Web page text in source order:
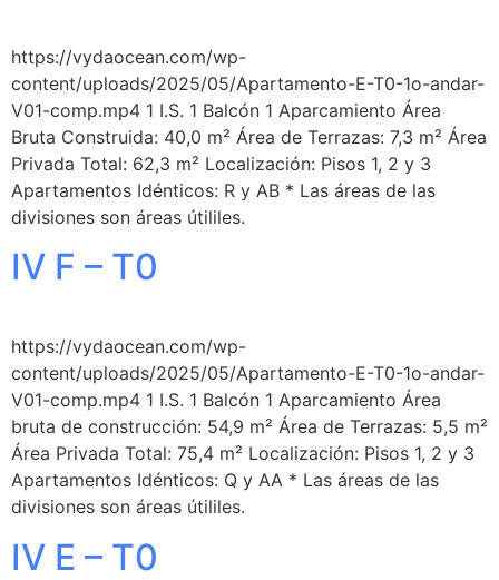
https://vydaocean.com/wp-
content/uploads/2025/05/Apartamento-E-T0-1o-andar-
V01-comp.mp4 1 I.S. 1 Balcón 1 Aparcamiento Área
Bruta Construida: 40,0 m² Área de Terrazas: 7,3 m² Área
Privada Total: 62,3 m² Localización: Pisos 1, 2 y 3
Apartamentos Idénticos: R y AB * Las áreas de las
divisiones son áreas útililes.
IV F – T0
https://vydaocean.com/wp-
content/uploads/2025/05/Apartamento-E-T0-1o-andar-
V01-comp.mp4 1 I.S. 1 Balcón 1 Aparcamiento Área
bruta de construcción: 54,9 m² Área de Terrazas: 5,5 m²
Área Privada Total: 75,4 m² Localización: Pisos 1, 2 y 3
Apartamentos Idénticos: Q y AA * Las áreas de las
divisiones son áreas útililes.
IV E – T0